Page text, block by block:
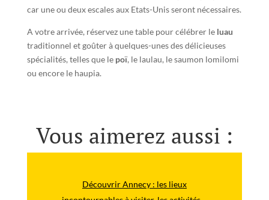
car une ou deux escales aux Etats-Unis seront nécessaires.
A votre arrivée, réservez une table pour célébrer le luau
traditionnel et goûter à quelques-unes des délicieuses
spécialités, telles que le poï, le laulau, le saumon lomilomi
ou encore le haupia.
Vous aimerez aussi :
Découvrir Annecy : les lieux